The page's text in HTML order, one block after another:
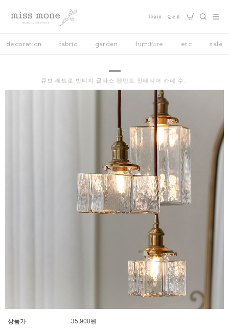
decoration fabric garden furniture etc sale
큐브 레트로 빈티지 글라스 펜던트 인테리어 카페 수..
상품가 35,900원